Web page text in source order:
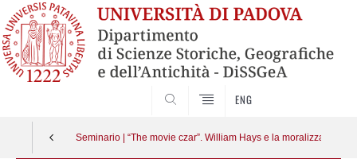
ENG
Seminario | “The movie czar”. William Hays e la moralizzazione